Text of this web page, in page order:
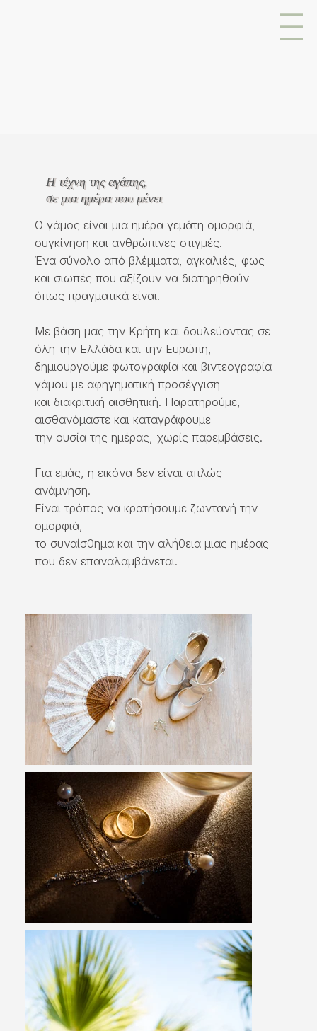
Η τέχνη της αγάπης,
σε μια ημέρα που μένει
Ο γάμος είναι μια ημέρα γεμάτη ομορφιά,
συγκίνηση και ανθρώπινες στιγμές.
Ένα σύνολο από βλέμματα, αγκαλιές, φως
και σιωπές που αξίζουν να διατηρηθούν
όπως πραγματικά είναι.
Με βάση μας την Κρήτη και δουλεύοντας σε
όλη την Ελλάδα και την Ευρώπη,
δημιουργούμε φωτογραφία και βιντεογραφία
γάμου με αφηγηματική προσέγγιση
και διακριτική αισθητική. Παρατηρούμε,
αισθανόμαστε και καταγράφουμε
την ουσία της ημέρας, χωρίς παρεμβάσεις.
Για εμάς, η εικόνα δεν είναι απλώς
ανάμνηση.
Είναι τρόπος να κρατήσουμε ζωντανή την
ομορφιά,
το συναίσθημα και την αλήθεια μιας ημέρας
που δεν επαναλαμβάνεται.